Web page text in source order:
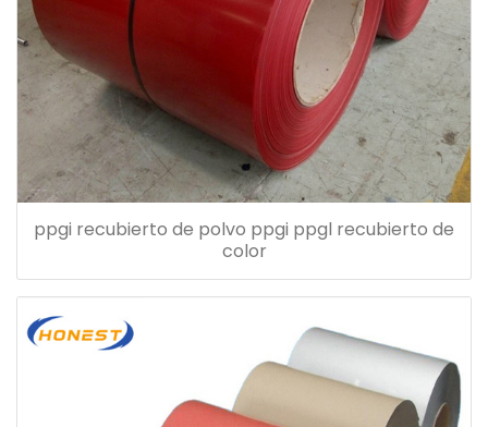
ppgi recubierto de polvo ppgi ppgl recubierto de
color